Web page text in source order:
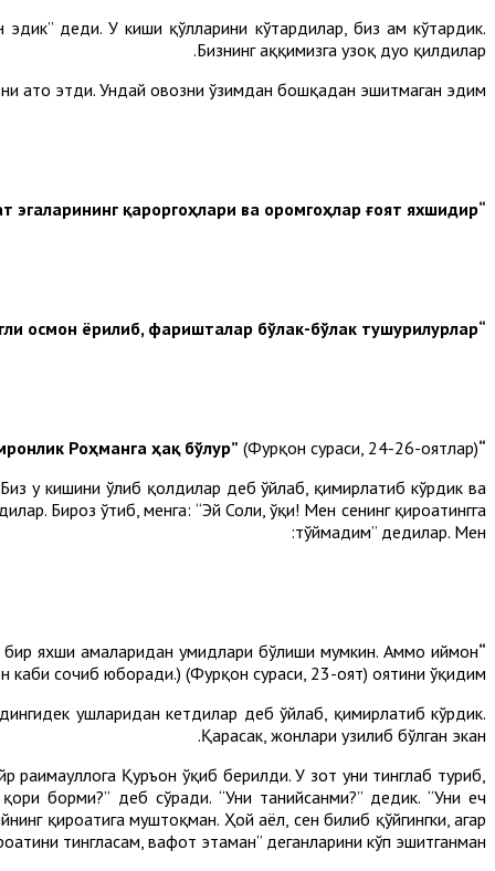
деди. У киши қўлларини кўтардилар, биз ҳам кўтардик.
Бизнинг ҳаққимизга узоқ дуо қилдилар.
ато этди. Ундай овозни ўзимдан бошқадан эшитмаган эдим.
“Ўша кунда жаннат эгаларининг қароргоҳлари ва оромгоҳлар ғоят яхшидир”.
“У кунда булутли осмон ёрилиб, фаришталар бўлак-бўлак тушурилурлар”.
“У кунда ҳукмронлик Роҳманга ҳақ бўлур”
(Фурқон сураси, 24-26-оятлар).
у кишини ўлиб қолдилар деб ўйлаб, қимирлатиб кўрдик ва
Бироз ўтиб, менга: “Эй Солиҳ, ўқи! Мен сенинг қироатингга
тўймадим” дедилар. Мен:
“Ва қилган амалига келиб, уларни тўзон каби сочиб юборурмиз”.
яхши амаларидан умидлари бўлиши мумкин. Аммо иймон
каби сочиб юборади.) (Фурқон сураси, 23-оят) оятини ўқидим.
ҳушларидан кетдилар деб ўйлаб, қимирлатиб кўрдик.
Қарасак, жонлари узилиб бўлган экан.
Қуръон ўқиб берилди. У зот уни тинглаб туриб,
борми?” деб сўради. “Уни танийсанми?” дедик. “Уни ҳеч
қироатига муштоқман. Ҳой аёл, сен билиб қўйгингки, агар
тингласам, вафот этаман” деганларини кўп эшитганман.